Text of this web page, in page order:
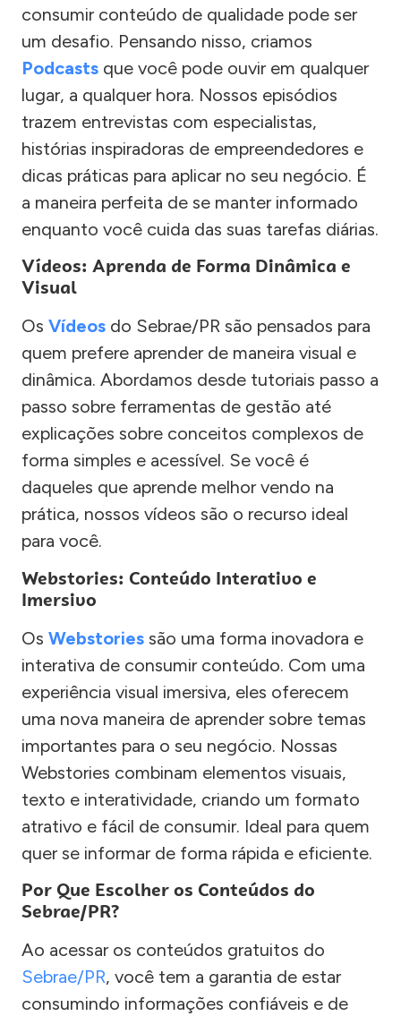
consumir conteúdo de qualidade pode ser
um desafio. Pensando nisso, criamos
Podcasts que você pode ouvir em qualquer
lugar, a qualquer hora. Nossos episódios
trazem entrevistas com especialistas,
histórias inspiradoras de empreendedores e
dicas práticas para aplicar no seu negócio. É
a maneira perfeita de se manter informado
enquanto você cuida das suas tarefas diárias.
Vídeos: Aprenda de Forma Dinâmica e
Visual
Os Vídeos do Sebrae/PR são pensados para
quem prefere aprender de maneira visual e
dinâmica. Abordamos desde tutoriais passo a
passo sobre ferramentas de gestão até
explicações sobre conceitos complexos de
forma simples e acessível. Se você é
daqueles que aprende melhor vendo na
prática, nossos vídeos são o recurso ideal
para você.
Webstories: Conteúdo Interativo e
Imersivo
Os Webstories são uma forma inovadora e
interativa de consumir conteúdo. Com uma
experiência visual imersiva, eles oferecem
uma nova maneira de aprender sobre temas
importantes para o seu negócio. Nossas
Webstories combinam elementos visuais,
texto e interatividade, criando um formato
atrativo e fácil de consumir. Ideal para quem
quer se informar de forma rápida e eficiente.
Por Que Escolher os Conteúdos do
Sebrae/PR?
Ao acessar os conteúdos gratuitos do
Sebrae/PR, você tem a garantia de estar
consumindo informações confiáveis e de